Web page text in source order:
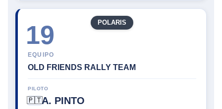
19
EQUIPO
OLD FRIENDS RALLY TEAM
POLARIS
PILOTO
🇵🇹A. PINTO